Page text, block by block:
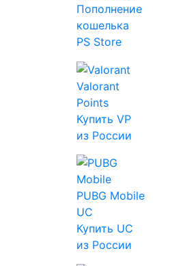
Пополнение
кошелька
PS Store
Valorant
Points
Купить VP
из России
PUBG Mobile
UC
Купить UC
из России
Как
кислотный
мешочек
Района в
2 мин 15.05.2026